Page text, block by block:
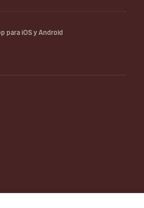
para iOS y Android